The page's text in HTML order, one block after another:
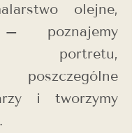
olejne,
poznajemy
portretu,
i tworzymy